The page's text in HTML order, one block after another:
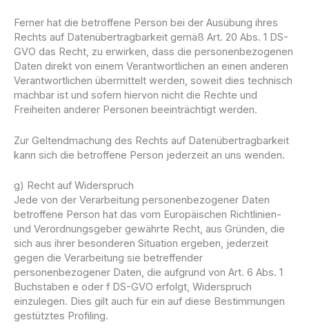
Ferner hat die betroffene Person bei der Ausübung ihres
Rechts auf Datenübertragbarkeit gemäß Art. 20 Abs. 1 DS-
GVO das Recht, zu erwirken, dass die personenbezogenen
Daten direkt von einem Verantwortlichen an einen anderen
Verantwortlichen übermittelt werden, soweit dies technisch
machbar ist und sofern hiervon nicht die Rechte und
Freiheiten anderer Personen beeinträchtigt werden.
Zur Geltendmachung des Rechts auf Datenübertragbarkeit
kann sich die betroffene Person jederzeit an uns wenden.
g) Recht auf Widerspruch
Jede von der Verarbeitung personenbezogener Daten
betroffene Person hat das vom Europäischen Richtlinien-
und Verordnungsgeber gewährte Recht, aus Gründen, die
sich aus ihrer besonderen Situation ergeben, jederzeit
gegen die Verarbeitung sie betreffender
personenbezogener Daten, die aufgrund von Art. 6 Abs. 1
Buchstaben e oder f DS-GVO erfolgt, Widerspruch
einzulegen. Dies gilt auch für ein auf diese Bestimmungen
gestütztes Profiling.